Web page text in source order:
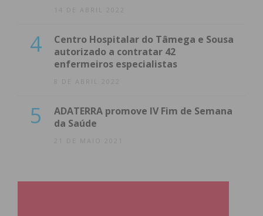
14 DE ABRIL 2022
4
Centro Hospitalar do Tâmega e Sousa
autorizado a contratar 42
enfermeiros especialistas
8 DE ABRIL 2022
5
ADATERRA promove IV Fim de Semana
da Saúde
21 DE MAIO 2021